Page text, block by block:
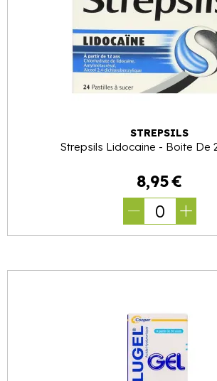
STREPSILS
Strepsils Lidocaine - Boite De
8,95€
0